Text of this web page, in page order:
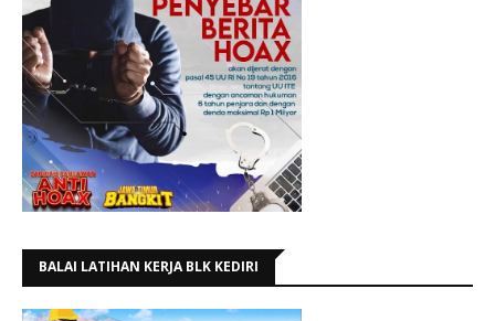
BALAI LATIHAN KERJA BLK KEDIRI